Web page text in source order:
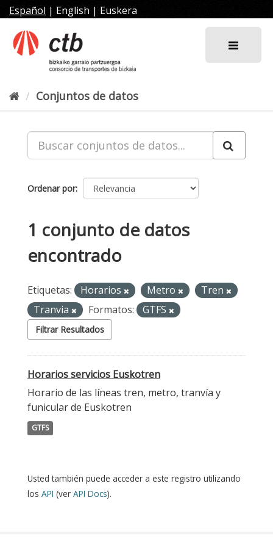
al
contenido
Español | English | Euskera
Conjuntos de datos
Ordenar por
1 conjunto de datos
encontrado
Etiquetas: Horarios Metro
Tren
Tranvia
Formatos: GTFS
Filtrar Resultados
Horarios servicios Euskotren
Horario de las líneas tren, metro, tranvía y
funicular de Euskotren
GTFS
Usted también puede acceder a este registro utilizando
los API (ver API Docs).